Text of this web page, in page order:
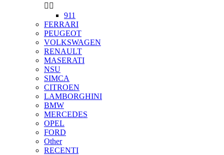
 
911
FERRARI
PEUGEOT
VOLKSWAGEN
RENAULT
MASERATI
NSU
SIMCA
CITROEN
LAMBORGHINI
BMW
MERCEDES
OPEL
FORD
Other
RECENTI